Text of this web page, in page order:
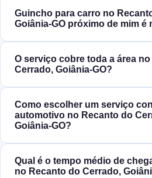
Guincho para carro no
Goiânia‑GO próximo de mim é
O serviço cobre toda a área
Cerrado, Goiânia‑GO?
Como escolher um serviço
automotivo no Recanto do
Goiânia‑GO?
Qual é o tempo médio de
no Recanto do Cerrado,